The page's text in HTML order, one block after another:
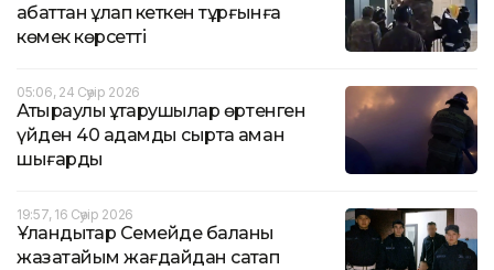
қабаттан құлап кеткен тұрғынға
көмек көрсетті
05:06, 24 Сәуір 2026
Атыраулық құтқарушылар өртенген
үйден 40 адамды сыртқа аман
шығарды
19:57, 16 Сәуір 2026
Ұландықтар Семейде баланы
жазатайым жағдайдан сақтап